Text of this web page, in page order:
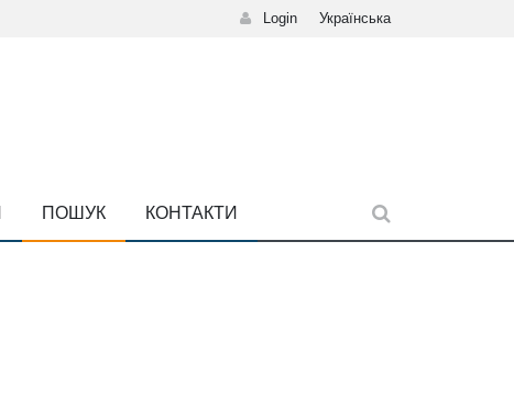
Login Українська
ПОШУК КОНТАКТИ